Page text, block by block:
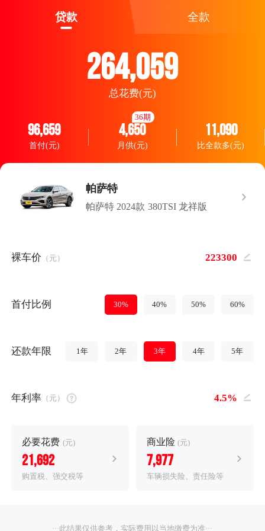
贷款 全款
264,059
总花费(元)
96,659
首付(元)
4,650
月供(元)
36期
11,090
比全款多(元)
帕萨特
帕萨特 2024款 380TSI 龙祥版
裸车价 （元）
首付比例 30% 40% 50% 60%
还款年限 1年 2年 3年 4年 5年
年利率 （元）
必要花费 (元)
21,692
购置税、强交税等
商业险 (元)
7,977
车辆损失险、责任险等
···此结果仅供参考，实际费用以当地缴费为准···